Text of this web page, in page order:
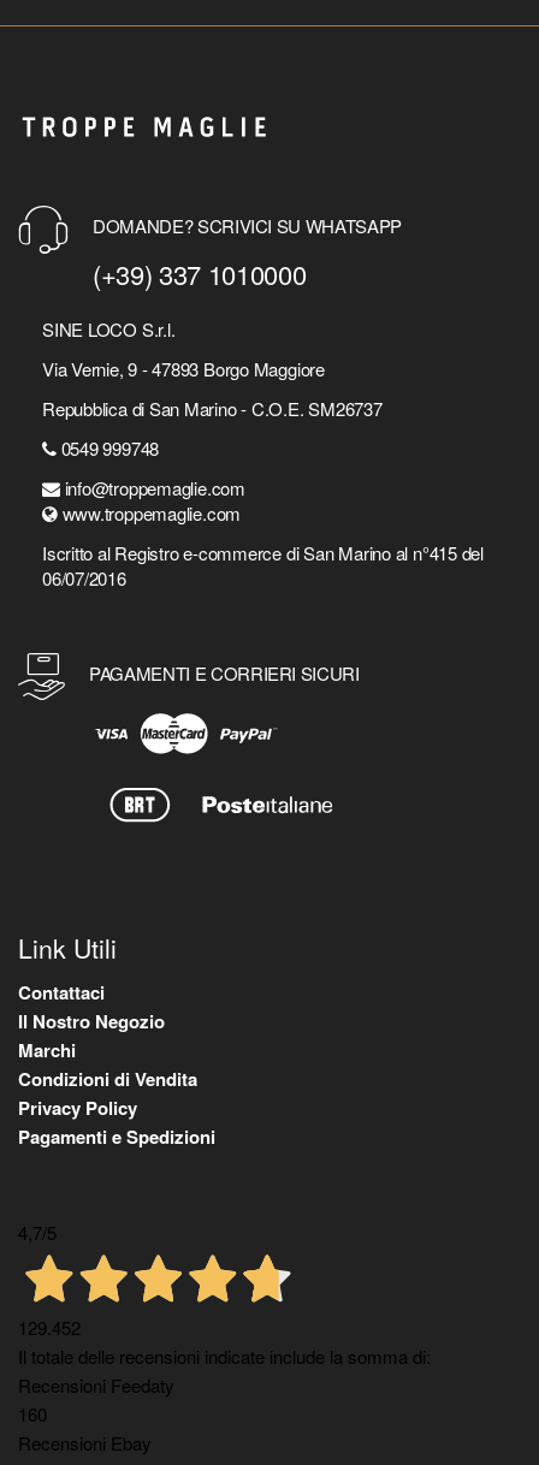
DOMANDE? SCRIVICI SU WHATSAPP
(+39) 337 1010000
SINE LOCO S.r.l.
Via Vernie, 9 - 47893 Borgo Maggiore
Repubblica di San Marino - C.O.E. SM26737
0549 999748
info@troppemaglie.com
www.troppemaglie.com
Iscritto al Registro e-commerce di San Marino al n°415 del
06/07/2016
PAGAMENTI E CORRIERI SICURI
Link Utili
Contattaci
Il Nostro Negozio
Marchi
Condizioni di Vendita
Privacy Policy
Pagamenti e Spedizioni
4,7/5
129.452
Il totale delle recensioni indicate include la somma di:
Recensioni Feedaty
160
Recensioni Ebay